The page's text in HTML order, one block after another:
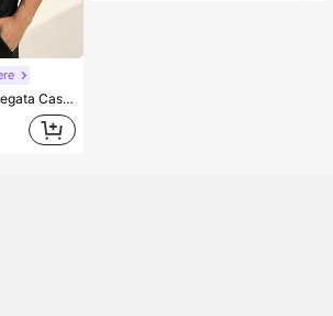
Diário, Exercício, Ar Livre, Praia, Academia de Verão